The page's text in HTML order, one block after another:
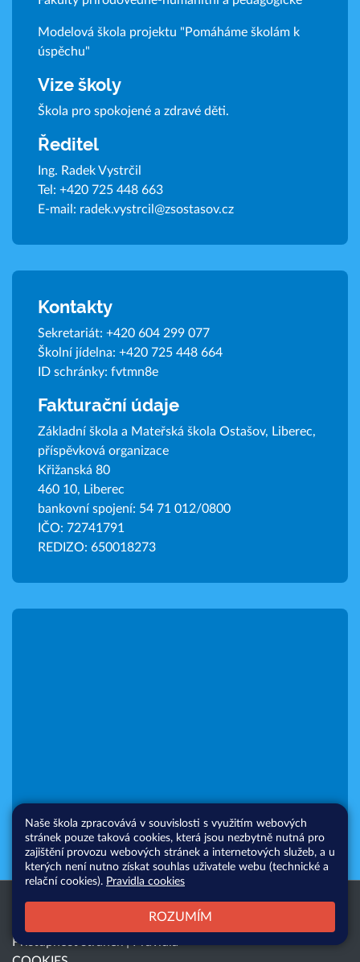
Modelová škola projektu "Pomáháme školám k
úspěchu"
Vize školy
Škola pro spokojené a zdravé děti.
Ředitel
Ing. Radek Vystrčil
Tel: +420 725 448 663
E-mail: radek.vystrcil@zsostasov.cz
Kontakty
Sekretariát: +420 604 299 077
Školní jídelna: +420 725 448 664
ID schránky: fvtmn8e
Fakturační údaje
Základní škola a Mateřská škola Ostašov, Liberec,
příspěvková organizace
Křižanská 80
460 10, Liberec
bankovní spojení: 54 71 012/0800
IČO: 72741791
REDIZO: 650018273
Všechna práva vyhrazena. Copyright
|Přihlásit|
Přístupnost stránek
Web školy
Naše škola zpracovává v souvislosti s využitím webových
stránek pouze taková cookies, která jsou nezbytně nutná pro
zajištění provozu webových stránek a internetových služeb, a u
kterých není nutno získat souhlas uživatele webu (technické a
relační cookies). Pravidla cookies
ROZUMÍM